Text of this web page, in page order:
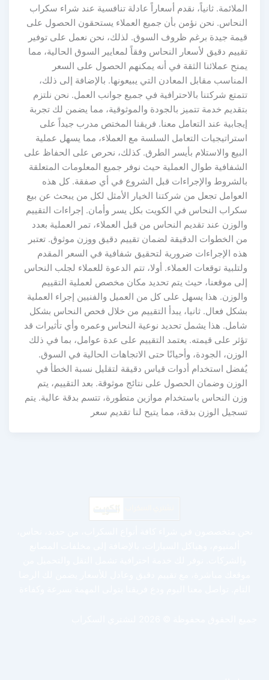
الملائمة. ثانياً، نقدم أسعاراً عادلة تنافسية عند شراء سكراب
النحاس. نحن نؤمن بأن جميع العملاء يستحقون الحصول على
قيمة جيدة برغم ظروف السوق. لذلك، نحن نعمل على توفير
تقييم دقيق لأسعار النحاس وفقاً لمعايير السوق الحالية، مما
يمنح عملائنا الثقة في أنه يمكنهم الحصول على السعر
المناسب مقابل المعادن التي يبيعونها. بالإضافة إلى ذلك،
تتمتع شركتنا بالاحترافية في جميع جوانب العمل. نحن نلتزم
بتقديم خدمة تتميز بالجودة والموثوقية، مما يضمن لك تجربة
إيجابية عند التعامل معنا. فريقنا المختص مدرب جيداً على
استراتيجيات التعامل السلسة مع العملاء، مما يسهل عملية
البيع والاستلام بأيسر الطرق. كذلك، نحرص على الحفاظ على
الشفافية طوال العملية حيث نوفر جميع المعلومات المتعلقة
بالشروط والإجراءات قبل الشروع في أي صفقة. كل هذه
العوامل تجعل من شركتنا الخيار الأمثل لكل من يبحث عن بيع
سكراب النحاس في الكويت بكل يسر وأمان. إجراءات التقييم
والوزن عند تقديم النحاس من قبل العملاء، تمر العملية بعدد
من الخطوات الدقيقة لضمان تقييم دقيق ووزن موثوق. تعتبر
هذه الإجراءات ضرورية لتحقيق شفافية في السعر المقدم
ولتلبية توقعات العملاء. أولا، تتم الدعوة للعملاء لجلب النحاس
إلى موقعنا، حيث يتم تحديد مكان مخصص لعملية التقييم
والوزن. هذا يسهل على كل من العميل والفنيين إجراء العملية
بشكل فعال. ثانيا، يبدأ التقييم من خلال فحص النحاس بشكل
شامل. هذا يشمل تحديد نوعية النحاس وعمره وأي تأثيرات قد
تؤثر على قيمته. يعتمد التقييم على عدة عوامل، بما في ذلك
الوزن، الجودة، وأحيانًا حتى الاتجاهات الحالية في السوق.
يُفضل استخدام أدوات قياس دقيقة لتقليل نسبة الخطأ في
الوزن وضمان الحصول على نتائج موثوقة. بعد التقييم، يتم
وزن النحاس باستخدام موازين متطورة، تتسم بدقة عالية. يتم
تسجيل الوزن بدقة، مما يتيح لنا تقديم سعر